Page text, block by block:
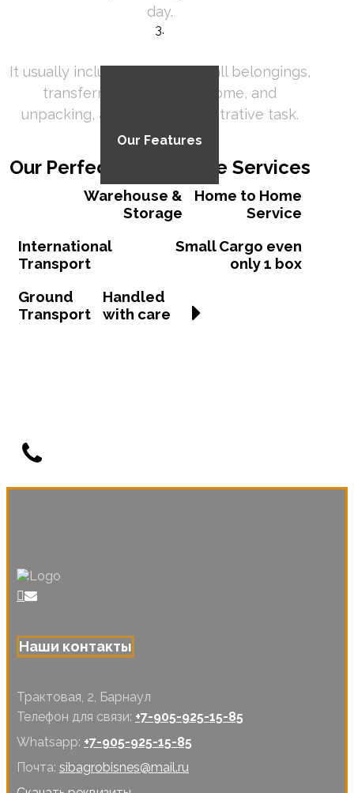
day.
3.
It usually includes packing up all belongings,
transferring to the new home, and
unpacking, as well as administrative task.
Our Features
Our Perfect & Awesome Services
Home to Home
Service
Warehouse &
Storage
Small Cargo even
only 1 box
International
Transport
Ground
Transport
Handled
with care
Наши контакты
Трактовая, 2, Барнаул
Телефон для связи: +7-905-925-15-85
Whatsapp: +7-905-925-15-85
Почта: sibagrobisnes@mail.ru